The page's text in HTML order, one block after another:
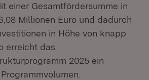
einer Gesamtfördersumme in
Millionen Euro und dadurch
in Höhe von knapp
erreicht das
2025 ein